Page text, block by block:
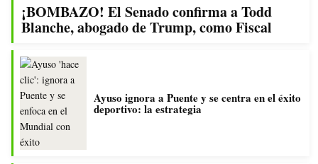
¡BOMBAZO! El Senado confirma a Todd
Blanche, abogado de Trump, como Fiscal
Ayuso ignora a Puente y se centra en el éxito
deportivo: la estrategia